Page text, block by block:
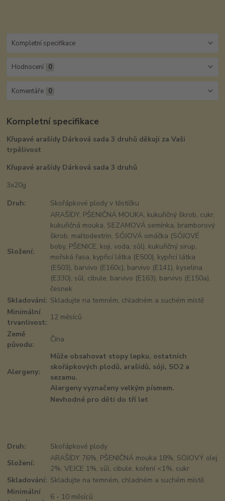
Kompletní specifikace
Hodnocení 0
Komentáře 0
Kompletní specifikace
Křupavé arašídy Dárková sada 3 druhů děkuji za Vaši
trpělivost
Křupavé arašídy Dárková sada 3 druhů
3x20g
Druh:
Skořápkové plody v těstíčku
Složení:
ARAŠÍDY, PŠENIČNÁ MOUKA, kukuřičný škrob, cukr,
kukuřičná mouka, SEZAMOVÁ semínka, bramborový
škrob, maltodextrin, SÓJOVÁ omáčka (SÓJOVÉ
boby, PŠENICE, koji, voda, sůl), kukuřičný sirup,
mořská řasa, kypřicí látka (E500), kypřicí látka
(E503), barvivo (E160c), barvivo (E141), kyselina
(E330), sůl, cibule, barvivo (E163), barvivo (E150a),
česnek
Skladování: Skladujte na temném, chladném a suchém místě
Minimální
trvanlivost:
12 měsíců
Země
původu:
Čína
Alergeny:
Může obsahovat stopy lepku, ostatních
skořápkových plodů, arašídů, sóji, SO2 a
sezamu.
Alergeny vyznačeny velkým písmem.
Nevhodné pro děti do tří let
Druh:
Skořápkové plody
Složení:
ARAŠÍDY 76%, PŠENIČNÁ mouka 18%, SOJOVÝ olej
2%, VEJCE 1%, sůl, cibule, koření <1%, cukr
Skladování: Skladujte na temném, chladném a suchém místě
Minimální
6 - 10 měsíců